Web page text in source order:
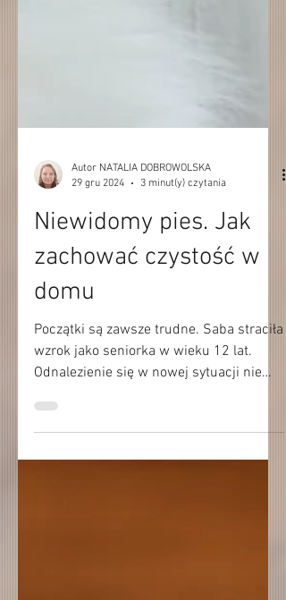
Autor NATALIA DOBROWOLSKA
29 gru 2024
3 minut(y) czytania
Niewidomy pies. Jak
zachować czystość w
domu
Początki są zawsze trudne. Saba straciła
wzrok jako seniorka w wieku 12 lat.